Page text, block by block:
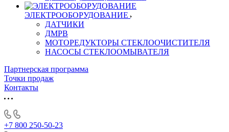
ЭЛЕКТРООБОРУДОВАНИЕ
ДАТЧИКИ
ДМРВ
МОТОРЕДУКТОРЫ СТЕКЛООЧИСТИТЕЛЯ
НАСОСЫ СТЕКЛООМЫВАТЕЛЯ
Партнерская программа
Точки продаж
Контакты
+7 800 250-50-23